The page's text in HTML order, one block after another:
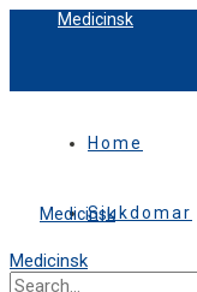
Medicinsk
Home
Sjukdomar
Medicinsk
Medicinsk